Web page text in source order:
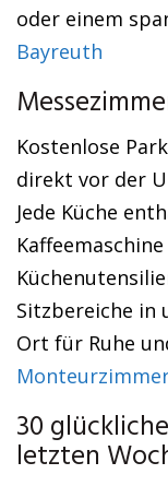
oder einem
Bayreuth
Kostenlose
direkt vor der
Jede Küche
Sitzbereiche in
Ort für Ruhe
30
letzten